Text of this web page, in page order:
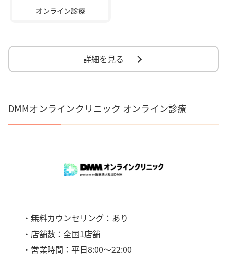
詳細を見る
DMMオンラインクリニック オンライン診療
・無料カウンセリング：あり
・店舗数：全国1店舗
・営業時間：平日8:00〜22:00